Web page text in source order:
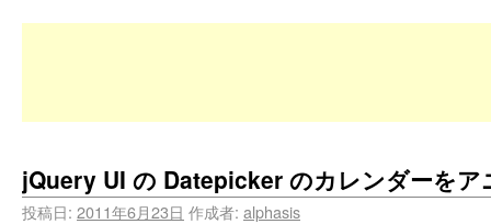
jQuery UI の Datepicker のカレンダーをア
投稿日: 2011年6月23日 作成者: alphasis